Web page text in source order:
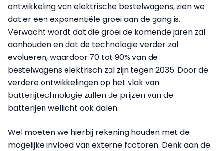
ontwikkeling van elektrische bestelwagens, zien we
dat er een exponentiële groei aan de gang is.
Verwacht wordt dat die groei de komende jaren zal
aanhouden en dat de technologie verder zal
evolueren, waardoor 70 tot 90% van de
bestelwagens elektrisch zal zijn tegen 2035. Door de
verdere ontwikkelingen op het vlak van
batterijtechnologie zullen de prijzen van de
batterijen wellicht ook dalen.
Wel moeten we hierbij rekening houden met de
mogelijke invloed van externe factoren. Denk aan de